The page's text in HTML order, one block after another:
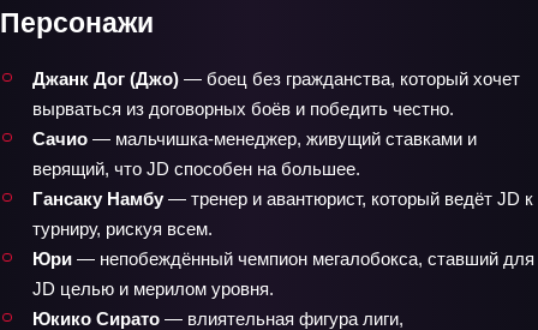
Персонажи
Джанк Дог (Джо) — боец без гражданства, который хочет
вырваться из договорных боёв и победить честно.
Сачио — мальчишка-менеджер, живущий ставками и
верящий, что JD способен на большее.
Гансаку Намбу — тренер и авантюрист, который ведёт JD к
турниру, рискуя всем.
Юри — непобеждённый чемпион мегалобокса, ставший для
JD целью и мерилом уровня.
Юкико Сирато — влиятельная фигура лиги,